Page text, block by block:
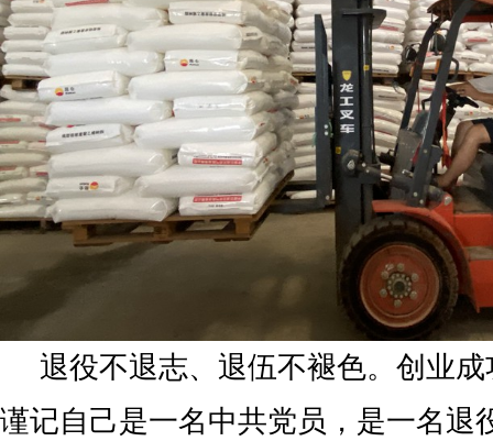
退役不退志、退伍不褪色。创业
谨记自己是一名中共党员，是一名退